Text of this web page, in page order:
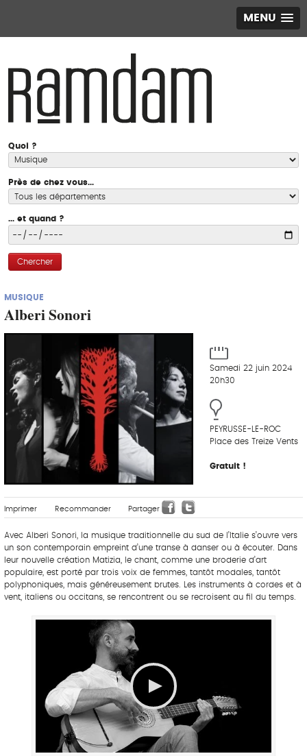
MENU
Quoi ?
Près de chez vous...
... et quand ?
Chercher
MUSIQUE
Alberi Sonori
Samedi 22 juin 2024
20h30
PEYRUSSE-LE-ROC
Place des Treize Vents
Gratuit !
Imprimer Recommander Partager
Avec Alberi Sonori, la musique traditionnelle du sud de l’Italie s’ouvre vers
un son contemporain empreint d’une transe à danser ou à écouter. Dans
leur nouvelle création Matizia, le chant, comme une broderie d’art
populaire, est porté par trois voix de femmes, tantôt modales, tantôt
polyphoniques, mais généreusement brutes. Les instruments à cordes et à
vent, italiens ou occitans, se rencontrent ou se recroisent au fil du temps.